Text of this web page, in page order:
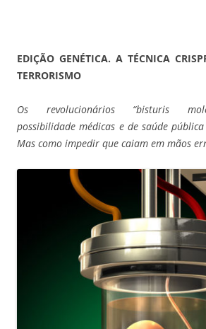
EDIÇÃO GENÉTICA. A TÉCNICA
TERRORISMO
Os revolucionários “bisturis
possibilidade médicas e de saúde
Mas como impedir que caiam em mãos